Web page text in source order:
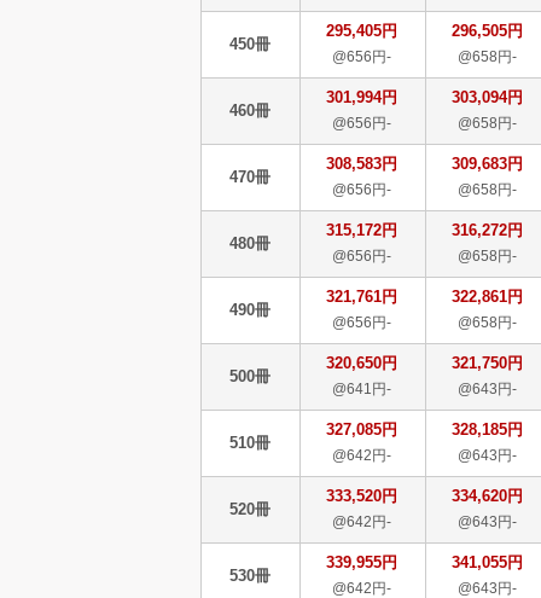
450冊
295,405円
@656円-
296,505円
@658円-
460冊
301,994円
@656円-
303,094円
@658円-
470冊
308,583円
@656円-
309,683円
@658円-
480冊
315,172円
@656円-
316,272円
@658円-
490冊
321,761円
@656円-
322,861円
@658円-
500冊
320,650円
@641円-
321,750円
@643円-
510冊
327,085円
@642円-
328,185円
@643円-
520冊
333,520円
@642円-
334,620円
@643円-
530冊
339,955円
@642円-
341,055円
@643円-